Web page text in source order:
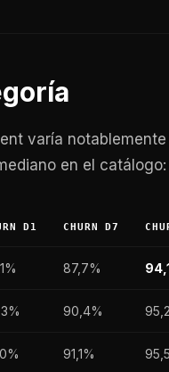
varía notablemente
en el catálogo:
D1 CHURN D7
87,7%
90,4%
91,1%